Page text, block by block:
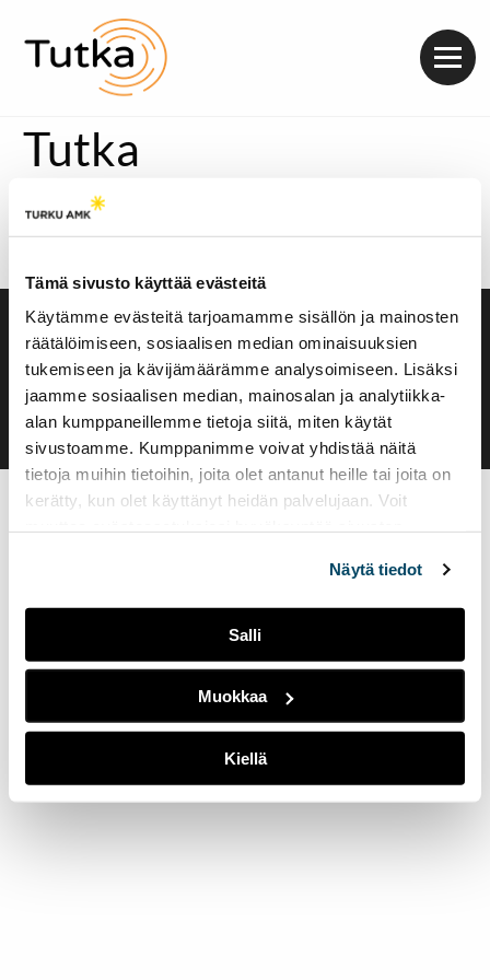
Tämä sivusto käyttää evästeitä
Käytämme evästeitä tarjoamamme sisällön ja mainosten
räätälöimiseen, sosiaalisen median ominaisuuksien
tukemiseen ja kävijämäärämme analysoimiseen. Lisäksi
jaamme sosiaalisen median, mainosalan ja analytiikka-
alan kumppaneillemme tietoja siitä, miten käytät
sivustoamme. Kumppanimme voivat yhdistää näitä
tietoja muihin tietoihin, joita olet antanut heille tai joita on
kerätty, kun olet käyttänyt heidän palvelujaan. Voit
Näytä tiedot
Salli
Muokkaa
Kiellä
Tutka
https://soundcloud.com/radiotutka/lahopuut-turvaavat-
metsan-monimuotoisuutta
Saavutettavuusseloste
Evästeasetukset